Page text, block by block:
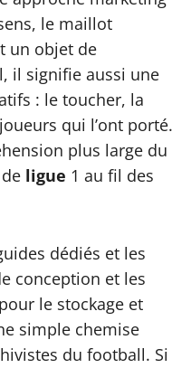
le maillot
un objet de
il signifie aussi une
: le toucher, la
qui l’ont porté.
plus large du
ligue 1 au fil des
dédiés et les
conception et les
le stockage et
simple chemise
du football. Si